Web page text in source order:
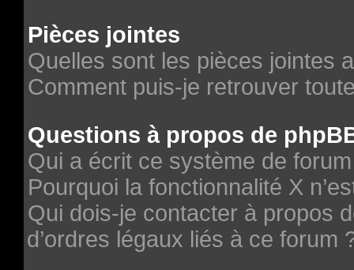
Pièces jointes
Quelles sont les pièces jointes
Comment puis-je retrouver
Questions à propos de
Qui a écrit ce système de
Pourquoi la fonctionnalité X
Qui dois-je contacter à propos
d’ordres légaux liés à ce forum